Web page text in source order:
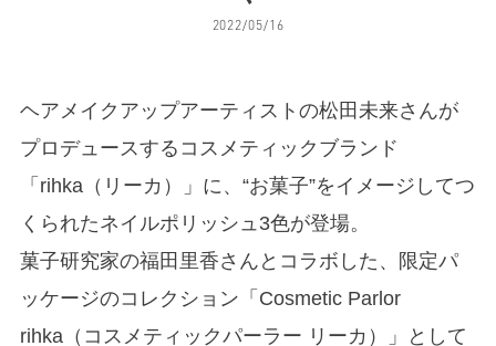
2022/05/16
ヘアメイクアップアーティストの松田未来さんが
プロデュースするコスメティックブランド
「rihka（リーカ）」に、“お菓子”をイメージしてつ
くられたネイルポリッシュ3色が登場。
菓子研究家の福田里香さんとコラボした、限定パ
ッケージのコレクション「Cosmetic Parlor
rihka（コスメティックパーラー リーカ）」として